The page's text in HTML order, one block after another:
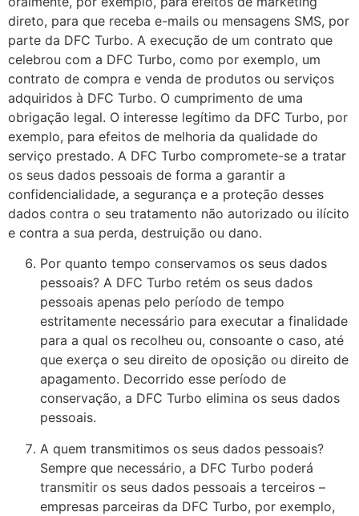
direto, para que receba e-mails ou mensagens SMS, por
parte da DFC Turbo. A execução de um contrato que
celebrou com a DFC Turbo, como por exemplo, um
contrato de compra e venda de produtos ou serviços
adquiridos à DFC Turbo. O cumprimento de uma
obrigação legal. O interesse legítimo da DFC Turbo, por
exemplo, para efeitos de melhoria da qualidade do
serviço prestado. A DFC Turbo compromete-se a tratar
os seus dados pessoais de forma a garantir a
confidencialidade, a segurança e a proteção desses
dados contra o seu tratamento não autorizado ou ilícito
e contra a sua perda, destruição ou dano.
Por quanto tempo conservamos os seus dados
pessoais? A DFC Turbo retém os seus dados
pessoais apenas pelo período de tempo
estritamente necessário para executar a finalidade
para a qual os recolheu ou, consoante o caso, até
que exerça o seu direito de oposição ou direito de
apagamento. Decorrido esse período de
conservação, a DFC Turbo elimina os seus dados
pessoais.
A quem transmitimos os seus dados pessoais?
Sempre que necessário, a DFC Turbo poderá
transmitir os seus dados pessoais a terceiros –
empresas parceiras da DFC Turbo, por exemplo,